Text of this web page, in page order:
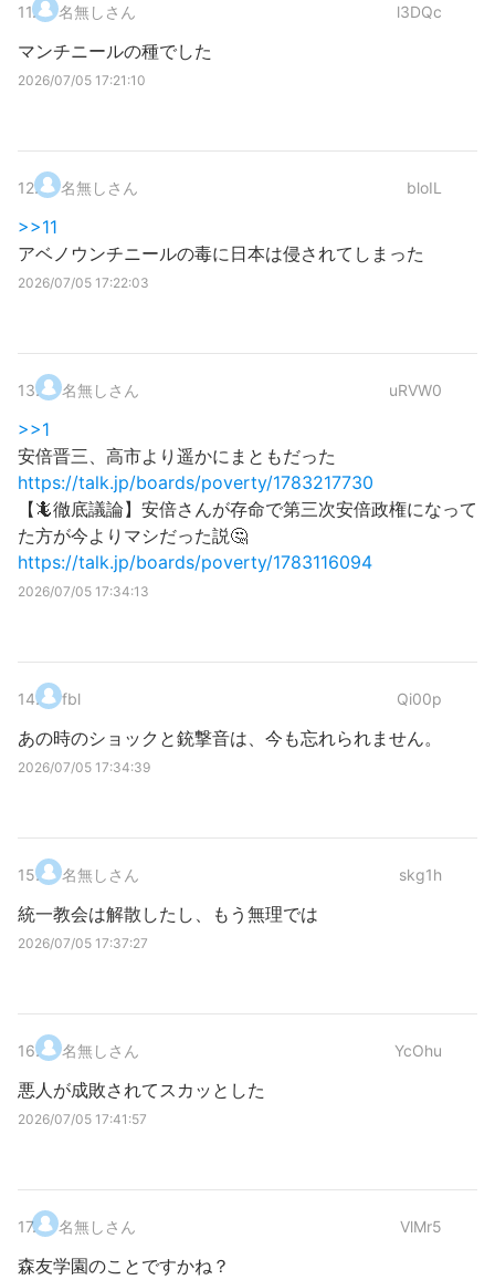
11. 名無しさん l3DQc
マンチニールの種でした
2026/07/05 17:21:10
12. 名無しさん bloIL
>>11
アベノウンチニールの毒に日本は侵されてしまった
2026/07/05 17:22:03
13. 名無しさん uRVW0
>>1
安倍晋三、高市より遥かにまともだった
https://talk.jp/boards/poverty/1783217730
【🦎徹底議論】安倍さんが存命で第三次安倍政権になって
た方が今よりマシだった説🤔
https://talk.jp/boards/poverty/1783116094
2026/07/05 17:34:13
14. fbl Qi00p
あの時のショックと銃撃音は、今も忘れられません。
2026/07/05 17:34:39
15. 名無しさん skg1h
統一教会は解散したし、もう無理では
2026/07/05 17:37:27
16. 名無しさん YcOhu
悪人が成敗されてスカッとした
2026/07/05 17:41:57
17. 名無しさん VlMr5
森友学園のことですかね？